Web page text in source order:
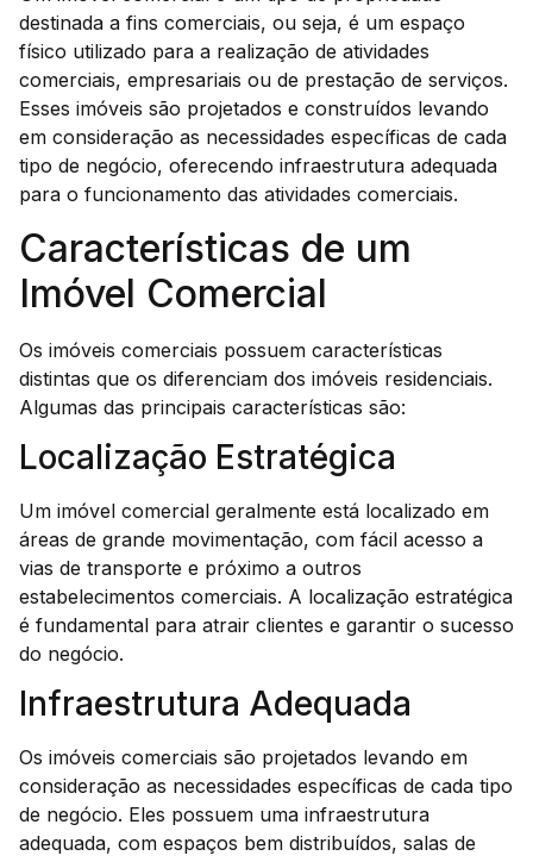
destinada a fins comerciais, ou seja, é um espaço
físico utilizado para a realização de atividades
comerciais, empresariais ou de prestação de serviços.
Esses imóveis são projetados e construídos levando
em consideração as necessidades específicas de cada
tipo de negócio, oferecendo infraestrutura adequada
para o funcionamento das atividades comerciais.
Características de um
Imóvel Comercial
Os imóveis comerciais possuem características
distintas que os diferenciam dos imóveis residenciais.
Algumas das principais características são:
Localização Estratégica
Um imóvel comercial geralmente está localizado em
áreas de grande movimentação, com fácil acesso a
vias de transporte e próximo a outros
estabelecimentos comerciais. A localização estratégica
é fundamental para atrair clientes e garantir o sucesso
do negócio.
Infraestrutura Adequada
Os imóveis comerciais são projetados levando em
consideração as necessidades específicas de cada tipo
de negócio. Eles possuem uma infraestrutura
adequada, com espaços bem distribuídos, salas de